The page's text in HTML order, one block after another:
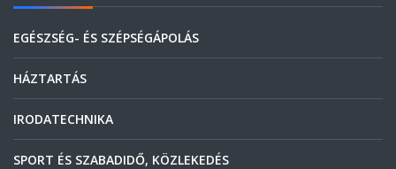
EGÉSZSÉG- ÉS SZÉPSÉGÁPOLÁS
HÁZTARTÁS
IRODATECHNIKA
SPORT ÉS SZABADIDŐ, KÖZLEKEDÉS